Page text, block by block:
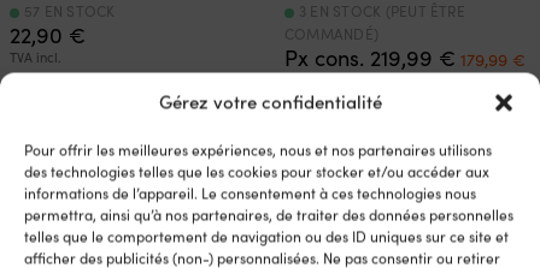
Gérez votre confidentialité
Pour offrir les meilleures expériences, nous et nos partenaires utilisons
des technologies telles que les cookies pour stocker et/ou accéder aux
informations de l’appareil. Le consentement à ces technologies nous
permettra, ainsi qu’à nos partenaires, de traiter des données personnelles
telles que le comportement de navigation ou des ID uniques sur ce site et
afficher des publicités (non-) personnalisées. Ne pas consentir ou retirer
22,90 €
TVA incl.
57 EN STOCK
Px cons. 219,99 € Le
prix
initial
219,99 €.
179,99 €
3 EN STOCK (PEUT ÊTRE
COMMANDÉ)